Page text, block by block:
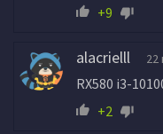
+9
alacrielll 22
RX580 i3-
+2